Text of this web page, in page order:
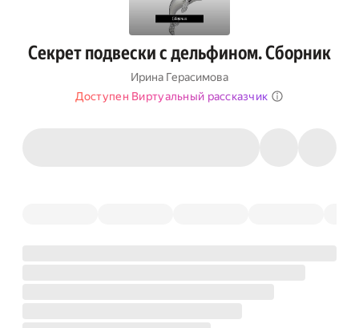
Секрет подвески с дельфином. Сборник
Ирина Герасимова
Доступен Виртуальный рассказчик